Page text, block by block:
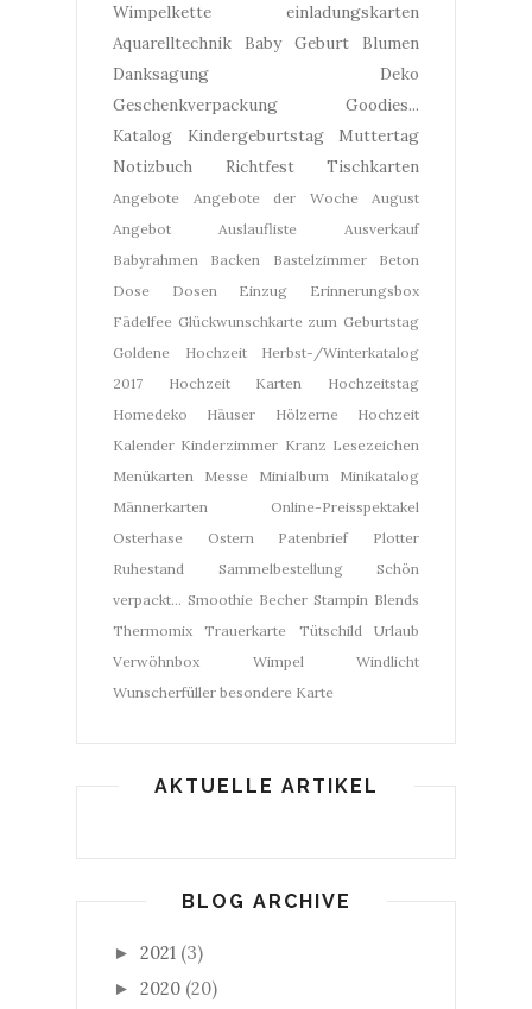
Wimpelkette
einladungskarten
Aquarelltechnik
Baby Geburt
Blumen
Danksagung
Deko
Geschenkverpackung
Goodies...
Katalog
Kindergeburtstag
Muttertag
Notizbuch
Richtfest Tischkarten
Angebote Angebote der Woche
August
Angebot
Auslaufliste
Ausverkauf
Babyrahmen
Backen Bastelzimmer
Beton
Dose
Dosen Einzug
Erinnerungsbox
Fädelfee Glückwunschkarte zum Geburtstag
Goldene Hochzeit
Herbst-/Winterkatalog
2017
Hochzeit Karten
Hochzeitstag
Homedeko
Häuser
Hölzerne Hochzeit
Kalender Kinderzimmer Kranz Lesezeichen
Menükarten
Messe Minialbum
Minikatalog
Männerkarten
Online-Preisspektakel
Osterhase
Ostern Patenbrief
Plotter
Ruhestand
Sammelbestellung
Schön
verpackt... Smoothie Becher Stampin Blends
Thermomix
Trauerkarte Tütschild
Urlaub
Verwöhnbox
Wimpel
Windlicht
Wunscherfüller besondere Karte
AKTUELLE ARTIKEL
BLOG ARCHIVE
► 2021 (3)
► 2020 (20)